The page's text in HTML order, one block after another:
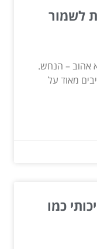
לשמור
אהוב – הנחש.
מאוד על
כמו